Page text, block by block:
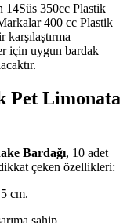
14Süs 350cc Plastik
400 cc Plastik
için uygun bardak
Pet Limonata
Bardağı, 10 adet
çeken özellikleri:
cm.
sahip,